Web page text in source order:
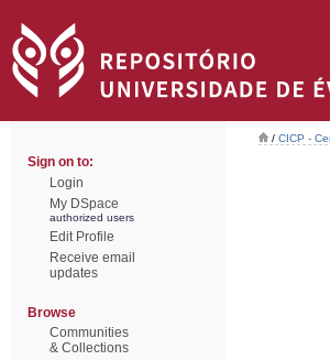
Sign on to:
Login
My DSpace
authorized users
Edit Profile
Receive email
updates
Browse
Communities
& Collections
/ CICP -